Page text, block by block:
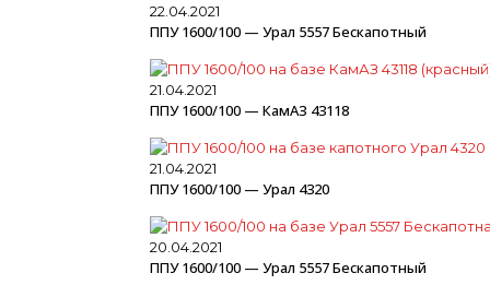
22.04.2021
ППУ 1600/100 — Урал 5557 Бескапотный
21.04.2021
ППУ 1600/100 — КамАЗ 43118
21.04.2021
ППУ 1600/100 — Урал 4320
20.04.2021
ППУ 1600/100 — Урал 5557 Бескапотный